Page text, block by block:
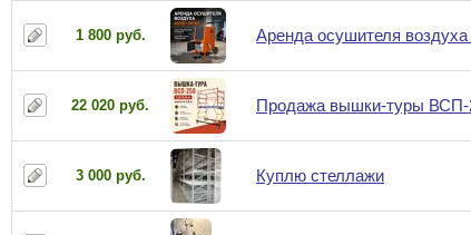
1 800 руб. Аренда осушителя
22 020 руб. Продажа вышки-туры ВСП-
3 000 руб. Куплю стеллажи